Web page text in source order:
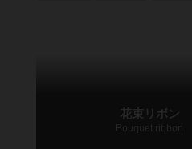
花束リボン
Bouquet ribbon